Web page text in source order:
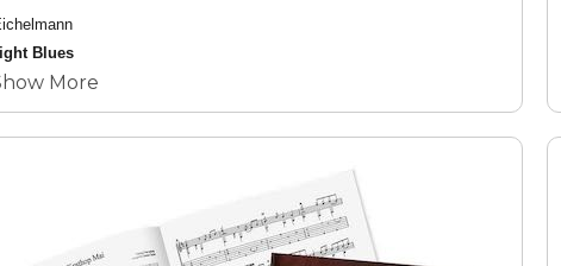
Blues
by
Adulyadej Vol.1
01
ประพันธ์โดย พระบาทสมเด็จพระปรมินทรมหาภูมิพลอดุลยเดช
More